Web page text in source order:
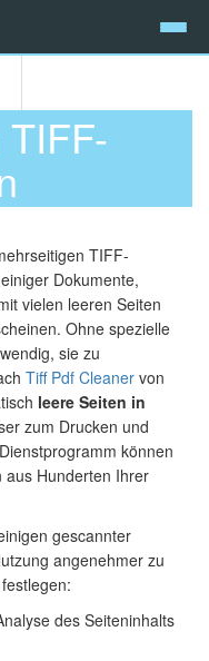
TIFF-
Dokumente,
vielen leeren Seiten
Ohne spezielle
sie zu
Tiff Pdf Cleaner von
leere Seiten in
zum Drucken und
können
aus Hunderten Ihrer
gescannter
angenehmer zu
des Seiteninhalts